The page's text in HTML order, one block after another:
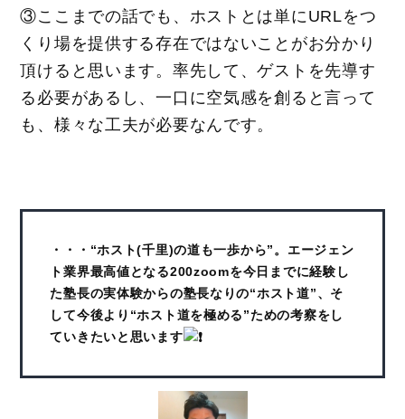
③ここまでの話でも、ホストとは単にURLをつ
くり場を提供する存在ではないことがお分かり
頂けると思います。率先して、ゲストを先導す
る必要があるし、一口に空気感を創ると言って
も、様々な工夫が必要なんです。
・・・“ホスト(千里)の道も一歩から”。エージェン
ト業界最高値となる200zoomを今日までに経験し
た塾長の実体験からの塾長なりの“ホスト道”、そ
して今後より“ホスト道を極める”ための考察をし
ていきたいと思います